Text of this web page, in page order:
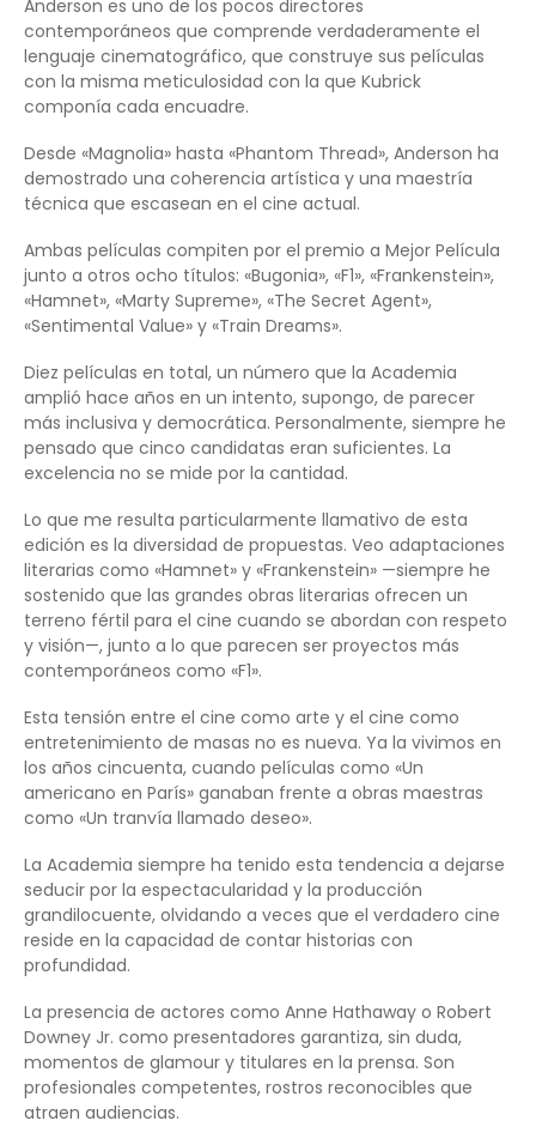
Anderson es uno de los pocos directores
contemporáneos que comprende verdaderamente el
lenguaje cinematográfico, que construye sus películas
con la misma meticulosidad con la que Kubrick
componía cada encuadre.
Desde «Magnolia» hasta «Phantom Thread», Anderson ha
demostrado una coherencia artística y una maestría
técnica que escasean en el cine actual.
Ambas películas compiten por el premio a Mejor Película
junto a otros ocho títulos: «Bugonia», «F1», «Frankenstein»,
«Hamnet», «Marty Supreme», «The Secret Agent»,
«Sentimental Value» y «Train Dreams».
Diez películas en total, un número que la Academia
amplió hace años en un intento, supongo, de parecer
más inclusiva y democrática. Personalmente, siempre he
pensado que cinco candidatas eran suficientes. La
excelencia no se mide por la cantidad.
Lo que me resulta particularmente llamativo de esta
edición es la diversidad de propuestas. Veo adaptaciones
literarias como «Hamnet» y «Frankenstein» —siempre he
sostenido que las grandes obras literarias ofrecen un
terreno fértil para el cine cuando se abordan con respeto
y visión—, junto a lo que parecen ser proyectos más
contemporáneos como «F1».
Esta tensión entre el cine como arte y el cine como
entretenimiento de masas no es nueva. Ya la vivimos en
los años cincuenta, cuando películas como «Un
americano en París» ganaban frente a obras maestras
como «Un tranvía llamado deseo».
La Academia siempre ha tenido esta tendencia a dejarse
seducir por la espectacularidad y la producción
grandilocuente, olvidando a veces que el verdadero cine
reside en la capacidad de contar historias con
profundidad.
La presencia de actores como Anne Hathaway o Robert
Downey Jr. como presentadores garantiza, sin duda,
momentos de glamour y titulares en la prensa. Son
profesionales competentes, rostros reconocibles que
atraen audiencias.